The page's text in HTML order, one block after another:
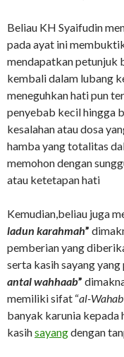
Beliau KH Syaifudin
pada ayat ini
mendapatkan petunjuk
kembali dalam lubang
meneguhkan hati pun
penyebab kecil hingga
kesalahan atau dosa
hamba yang totalitas
memohon dengan
atau ketetapan hati
Kemudian,beliau juga
ladun karahmah”
pemberian yang
serta kasih sayang
antal wahhaab”
memiliki sifat “al-Wahab
banyak karunia kepada
kasihsayangdengan